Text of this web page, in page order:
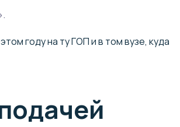
году на ту ГОП и в том вузе, куда